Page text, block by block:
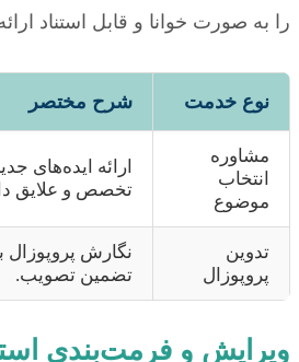
را به صورت خوانا و قابل استناد
نوع خدمت شرح مختصر
مشاوره
انتخاب
موضوع
ارائه ایده‌های
تخصص و علایق
تدوین
پروپوزال
نگارش پروپوزال
تضمین تصویب.
ویرایش و فرمت‌بندی